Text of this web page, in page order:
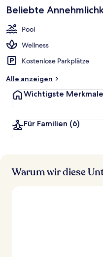
Beliebte
Pool
Wellness
Kostenlose Parkplätze
Alle anzeigen
Wichtigste Merkmale
Für Familien (6)
Warum wir diese